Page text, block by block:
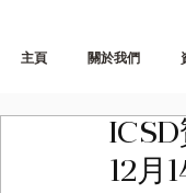
主頁 關於我們
12月